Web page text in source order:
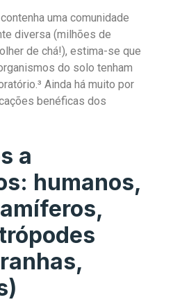
uma comunidade
diversa (milhões de
de chá!), estima-se que
do solo tenham
Ainda há muito por
benéficas dos
a
humanos,